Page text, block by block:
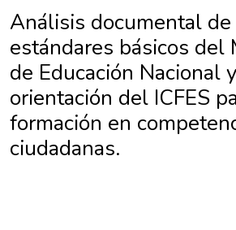
Análisis documental
estándares básicos del
de Educación Nacional
orientación del ICFES
formación en
ciudadanas.